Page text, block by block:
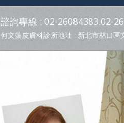
諮詢專線 : 02-26084383.02-
何文藻皮膚科診所地址 : 新北市林口區